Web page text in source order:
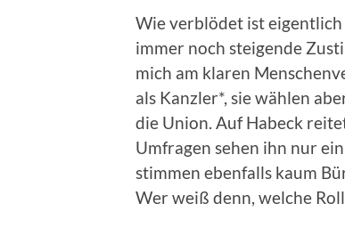
Wie verblödet ist
immer noch steigende
mich am klaren
als Kanzler*, sie wählen
die Union. Auf Habeck
Umfragen sehen ihn nur
stimmen ebenfalls kaum
Wer weiß denn, welche